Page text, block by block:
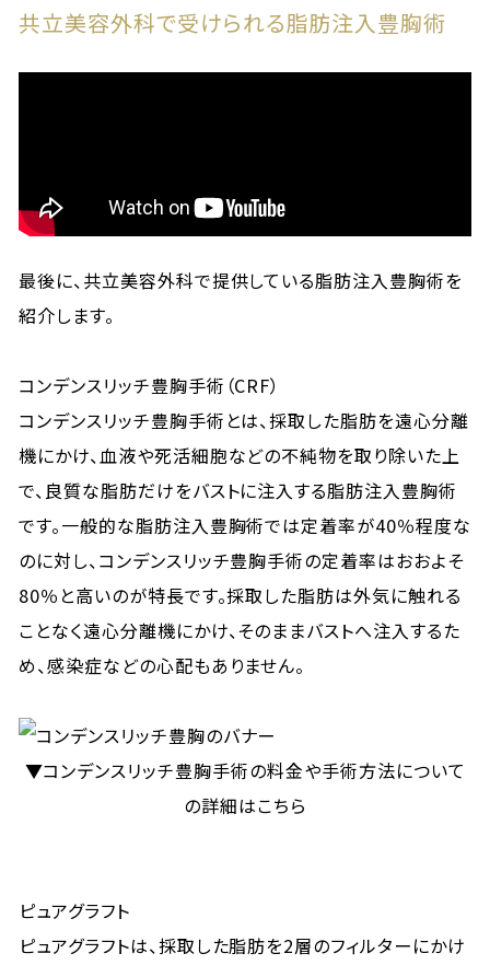
共立美容外科で受けられる脂肪注入豊胸術
最後に、共立美容外科で提供している脂肪注入豊胸術を
紹介します。
コンデンスリッチ豊胸手術（CRF）
コンデンスリッチ豊胸手術とは、採取した脂肪を遠心分離
機にかけ、血液や死活細胞などの不純物を取り除いた上
で、良質な脂肪だけをバストに注入する脂肪注入豊胸術
です。一般的な脂肪注入豊胸術では定着率が40％程度な
のに対し、コンデンスリッチ豊胸手術の定着率はおおよそ
80％と高いのが特長です。採取した脂肪は外気に触れる
ことなく遠心分離機にかけ、そのままバストへ注入するた
め、感染症などの心配もありません。
▼コンデンスリッチ豊胸手術の料金や手術方法について
の詳細はこちら
ピュアグラフト
ピュアグラフトは、採取した脂肪を2層のフィルターにかけ